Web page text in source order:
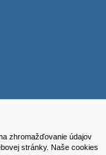
zhromažďovanie údajov
stránky. Naše cookies